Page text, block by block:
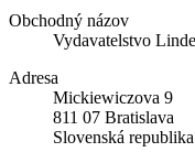
Obchodný názov
Vydavatelstvo
Adresa
Mickiewiczova 9
811 07 Bratislava
Slovenská republika